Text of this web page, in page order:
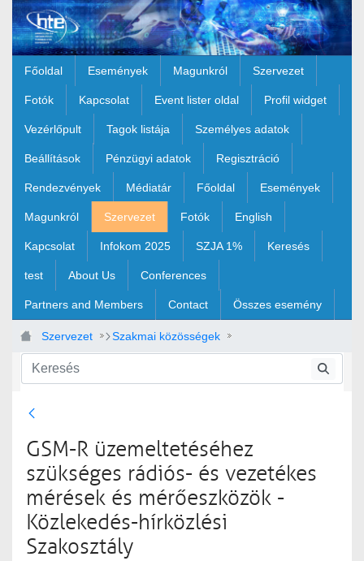
Ugrás a fő tartalomhoz
Főoldal Események Magunkról Szervezet
Fotók Kapcsolat Event lister oldal Profil widget
Vezérlőpult Tagok listája Személyes adatok
Beállítások Pénzügyi adatok Regisztráció
Rendezvények Médiatár Főoldal Események
Magunkról Szervezet Fotók English
Kapcsolat Infokom 2025 SZJA 1% Keresés
test About Us Conferences
Partners and Members Contact Összes esemény
Szervezet Szakmai közösségek
Közlekedés-hírközlési szakosztály
GSM-R üzemeltetéséhez
szükséges rádiós- és vezetékes
mérések és mérőeszközök -
Közlekedés-hírközlési
Szakosztály